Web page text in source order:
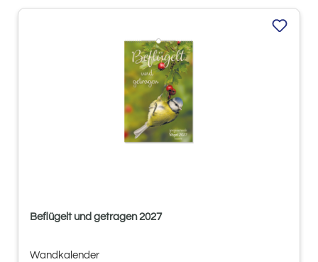
Beflügelt und getragen 2027
Wandkalender